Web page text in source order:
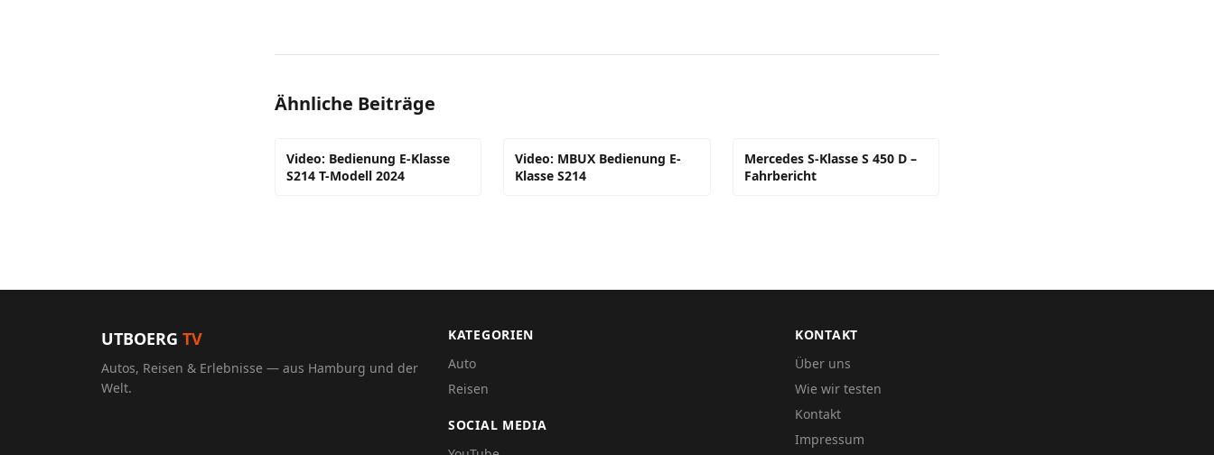
Ähnliche Beiträge
Video: Bedienung E-Klasse
S214 T-Modell 2024
Video: MBUX Bedienung E-
Klasse S214
Mercedes S-Klasse S 450 D –
Fahrbericht
UTBOERG TV
Autos, Reisen & Erlebnisse — aus Hamburg und der
Welt.
KATEGORIEN
Auto
Reisen
SOCIAL MEDIA
KONTAKT
Über uns
Wie wir testen
Kontakt
Impressum